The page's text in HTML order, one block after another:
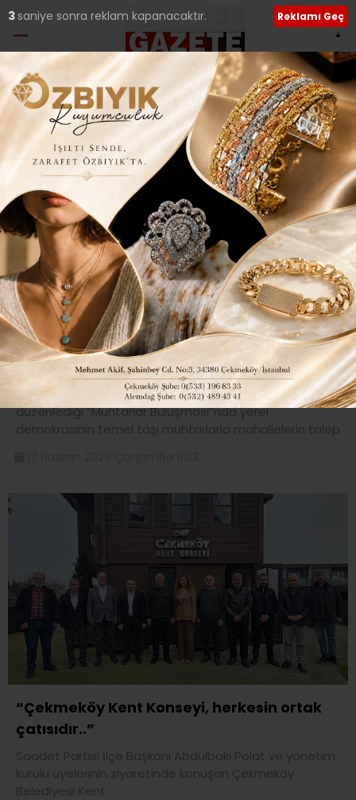
Etiket:Özgür Altıparmak
Çekmeköy Kent Konseyi’nde muhtarlar
buluşması..
Çekmeköy Belediyesi Kent Konseyi Başkanlığı’nın
düzenlediği “Muhtarlar Buluşması”nda yerel
demokrasinin temel taşı muhtarlarla mahallelerin talep
“Çekmeköy Kent Konseyi, herkesin ortak
çatısıdır..”
Saadet Partisi İlçe Başkanı Abdülbaki Polat ve yönetim
kurulu üyelerinin ziyaretinde konuşan Çekmeköy
Belediyesi Kent
2 saniye sonra reklam kapanacaktır. Reklamı Geç